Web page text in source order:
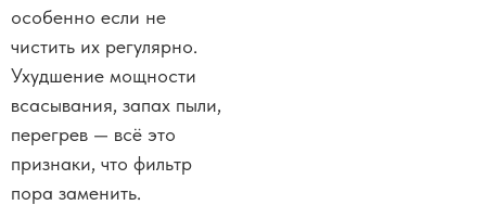
особенно если не
чистить их регулярно.
Ухудшение мощности
всасывания, запах пыли,
перегрев — всё это
признаки, что фильтр
пора заменить.